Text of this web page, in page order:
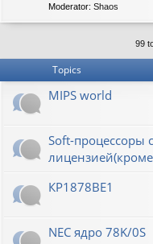
Moderator: Shaos
99
Topics
MIPS world
Soft-процессоры
лицензией(кроме
КР1878ВЕ1
NEC ядро 78K/0S